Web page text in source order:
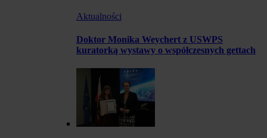
Aktualności
Doktor Monika Weychert z USWPS
kuratorką wystawy o współczesnych gettach